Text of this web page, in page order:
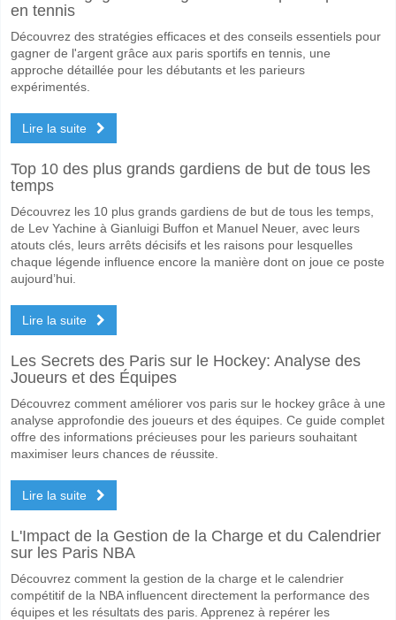
Sur le côté risqué, vous pouvez essayer le Résultat Correct de 3-1
en tennis
Découvrez des stratégies efficaces et des conseils essentiels pour
gagner de l'argent grâce aux paris sportifs en tennis, une
approche détaillée pour les débutants et les parieurs
expérimentés.
Lire la suite
Top 10 des plus grands gardiens de but de tous les
temps
Découvrez les 10 plus grands gardiens de but de tous les temps,
de Lev Yachine à Gianluigi Buffon et Manuel Neuer, avec leurs
atouts clés, leurs arrêts décisifs et les raisons pour lesquelles
chaque légende influence encore la manière dont on joue ce poste
aujourd’hui.
Lire la suite
Les Secrets des Paris sur le Hockey: Analyse des
Joueurs et des Équipes
Découvrez comment améliorer vos paris sur le hockey grâce à une
analyse approfondie des joueurs et des équipes. Ce guide complet
offre des informations précieuses pour les parieurs souhaitant
maximiser leurs chances de réussite.
Lire la suite
L'Impact de la Gestion de la Charge et du Calendrier
sur les Paris NBA
Découvrez comment la gestion de la charge et le calendrier
compétitif de la NBA influencent directement la performance des
équipes et les résultats des paris. Apprenez à repérer les